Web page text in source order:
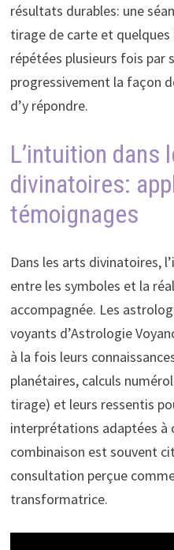
résultats durables: une
tirage de carte et quelques
répétées plusieurs fois
progressivement la façon
d’y répondre.
L’intuition dans
divinatoires:
témoignages
Dans les arts divinatoires,
entre les symboles et la
accompagnée. Les
voyants d’Astrologie
à la fois leurs
planétaires, calculs
tirage) et leurs ressentis
interprétations adaptées à
combinaison est souvent
consultation perçue
transformatrice.